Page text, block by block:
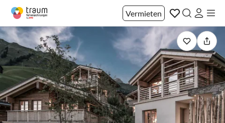
Vermieten